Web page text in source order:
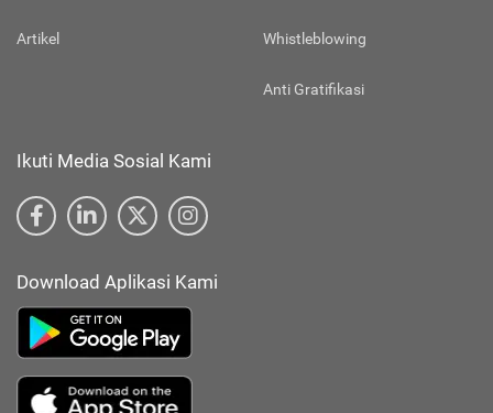
Artikel Whistleblowing
Anti Gratifikasi
Ikuti Media Sosial Kami
Download Aplikasi Kami